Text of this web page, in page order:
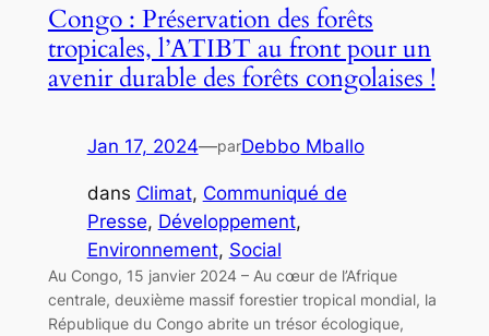
Congo : Préservation des forêts
tropicales, l’ATIBT au front pour un
avenir durable des forêts congolaises !
Jan 17, 2024—parDebbo Mballo
dans Climat, Communiqué de
Presse, Développement
Environnement, Social
Au Congo, 15 janvier 2024 – Au cœur de l’Afrique
centrale, deuxième massif forestier tropical mondial, la
République du Congo abrite un trésor écologique,